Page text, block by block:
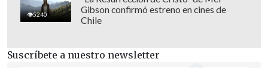
5240
Gibson confirmó estreno en cines de
Chile
Suscríbete a nuestro newsletter